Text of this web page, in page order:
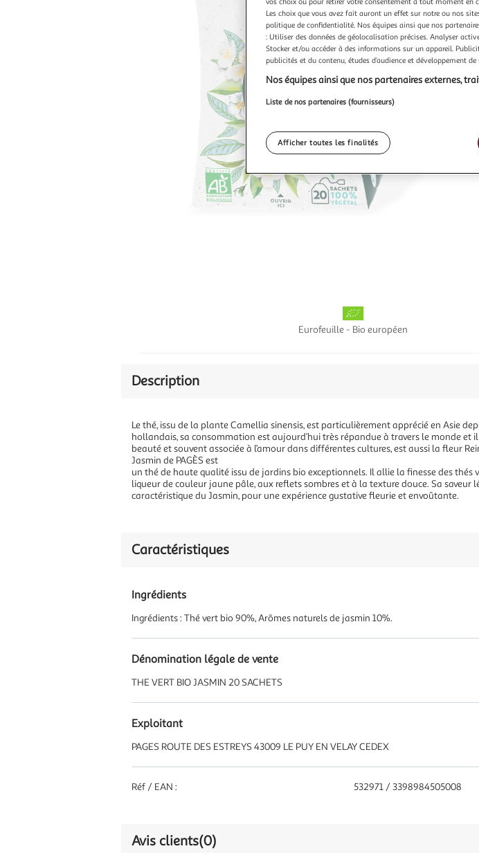
Eurofeuille - Bio européen
Description
Le thé, issu de la plante Camellia sinensis, est particulièrement apprécié en Asie
hollandais, sa consommation est aujourd’hui très répandue à travers le monde
beauté et souvent associée à l’amour dans différentes cultures, est aussi la fleur
Jasmin de PAGÈS est
un thé de haute qualité issu de jardins bio exceptionnels. Il allie la finesse des
liqueur de couleur jaune pâle, aux reflets sombres et à la texture douce. Sa saveur
caractéristique du Jasmin, pour une expérience gustative fleurie et envoûtante.
Caractéristiques
Ingrédients
Ingrédients : Thé vert bio 90%, Arômes naturels de jasmin 10%.
Dénomination légale de vente
THE VERT BIO JASMIN 20 SACHETS
Exploitant
PAGES ROUTE DES ESTREYS 43009 LE PUY EN VELAY CEDEX
Réf / EAN : 532971 / 3398984505008
Avis clients(0)
Les choix que vous avez fait auront un effet sur notre ou nos
politique de confidentialité. Nos équipes ainsi que nos
: Utiliser des données de géolocalisation précises. Analyser
Stocker et/ou accéder à des informations sur un appareil.
publicités et du contenu, études d’audience et développement de
Nos équipes ainsi que nos partenaires externes,
Liste de nos partenaires (fournisseurs)
Afficher toutes les finalités